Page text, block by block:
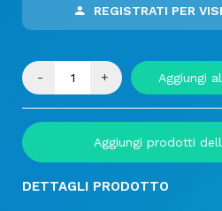
REGISTRATI PER
- + Aggiungi
Aggiungi prodotti
DETTAGLI PRODOTTO